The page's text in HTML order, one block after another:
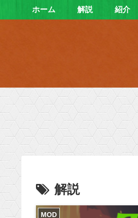
ホーム 解説 紹介
解説
MOD